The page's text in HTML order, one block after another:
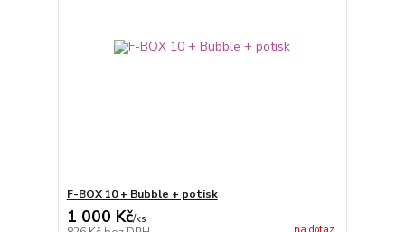
F-BOX 10 + Bubble + potisk
1 000 Kč/ks